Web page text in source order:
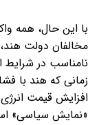
با این حال، همه
مخالفان دولت هند،
نامناسب در
زمانی که هند با
افزایش قیمت
«نمایش سیاسی»